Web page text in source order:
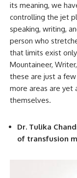
its meaning, we
controlling the jet
speaking, writing,
person who
that limits exist only
Mountaineer,
these are just a
more areas are yet
themselves.
Dr. Tulika
of transfusion